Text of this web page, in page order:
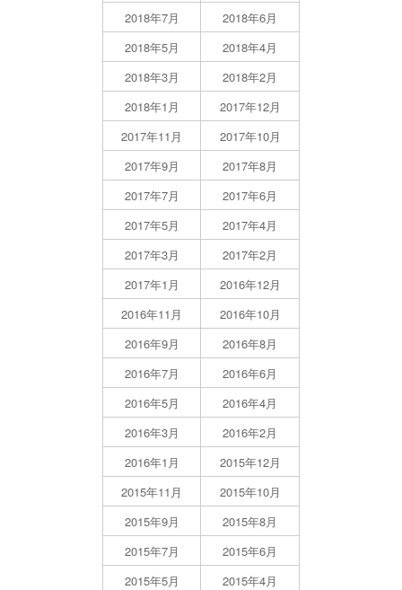
2018年7月
2018年6月
2018年5月
2018年4月
2018年3月
2018年2月
2018年1月
2017年12月
2017年11月
2017年10月
2017年9月
2017年8月
2017年7月
2017年6月
2017年5月
2017年4月
2017年3月
2017年2月
2017年1月
2016年12月
2016年11月
2016年10月
2016年9月
2016年8月
2016年7月
2016年6月
2016年5月
2016年4月
2016年3月
2016年2月
2016年1月
2015年12月
2015年11月
2015年10月
2015年9月
2015年8月
2015年7月
2015年6月
2015年5月
2015年4月